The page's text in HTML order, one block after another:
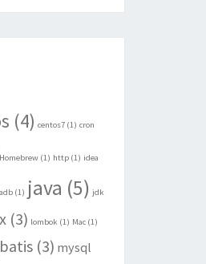
(4) centos7(1) cron
Homebrew(1) http(1) idea
(1) java (5) jdk
(3) lombok (1) Mac(1)
(3) mysql